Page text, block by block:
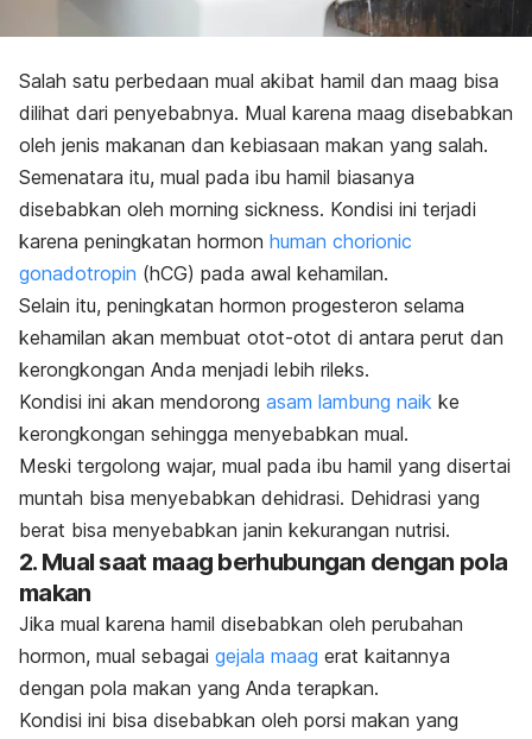
Salah satu perbedaan mual akibat hamil dan maag bisa
dilihat dari penyebabnya. Mual karena maag disebabkan
oleh jenis makanan dan kebiasaan makan yang salah.
Semenatara itu, mual pada ibu hamil biasanya
disebabkan oleh morning sickness. Kondisi ini terjadi
karena peningkatan hormon human chorionic
gonadotropin (hCG) pada awal kehamilan.
Selain itu, peningkatan hormon progesteron selama
kehamilan akan membuat otot-otot di antara perut dan
kerongkongan Anda menjadi lebih rileks.
Kondisi ini akan mendorong asam lambung naik ke
kerongkongan sehingga menyebabkan mual.
Meski tergolong wajar, mual pada ibu hamil yang disertai
muntah bisa menyebabkan dehidrasi. Dehidrasi yang
berat bisa menyebabkan janin kekurangan nutrisi.
2. Mual saat maag berhubungan dengan pola
makan
Jika mual karena hamil disebabkan oleh perubahan
hormon, mual sebagai gejala maag erat kaitannya
dengan pola makan yang Anda terapkan.
Kondisi ini bisa disebabkan oleh porsi makan yang